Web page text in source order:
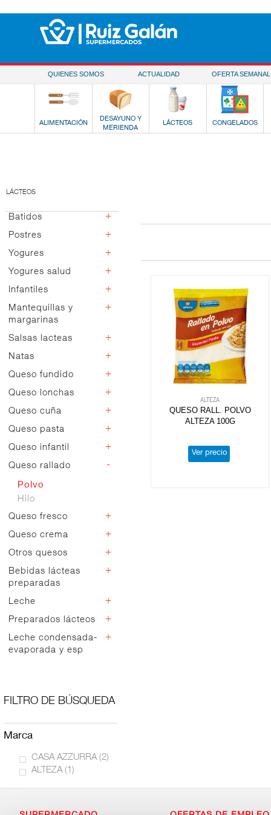
QUIENES SOMOS ACTUALIDAD OFERTA SEMANAL
ALIMENTACIÓN
DESAYUNO Y
MERIENDA
LÁCTEOS CONGELADOS
LÁCTEOS
Batidos +
Chocolate y cacao
Fresa
Postres +
Postres vidrio
Italianos
Otros postres
Flan vainilla
Copas nata
Natillas
Arroz con leche
Mousses
Yogures +
Funcionales
Vidrio
Naturales
Sabores
Yogures salud +
Sin lactosa
Proteínas
Vegetales
Kefir
Infantiles +
Petits
Kids y bebibles
Bicompartidos
Gelatinas
Mantequillas y
margarinas
+
Mantequillas
Margarinas
Salsas lacteas +
Bechamel
Natas +
Montar y cocina
Sin lactosa
Queso fundido +
Lonchas
Porciones
Queso lonchas +
Nacional
Importación
Queso cuña +
Nacional
Importación
Queso pasta +
Queso pasta
Queso infantil +
Queso infantil
Queso rallado -
Polvo
Hilo
Queso fresco
+
Queso fresco
Queso crema +
Sin lactosa
Vegetal
Light
Natural
Otros quesos +
Dados
Bebidas lácteas
preparadas
+
Otras bebidas
Café
Chocolate
Leche +
Cabra y oveja
Leches especiales
Entera
Sin lactosa
Omega
Fibra
Preparados lácteos +
Vegetal
Leche condensada-
evaporada y esp
+
FILTRO DE BÚSQUEDA
marca
CASA AZZURRA (2)
ALTEZA (1)
ALTEZA
QUESO RALL. POLVO
ALTEZA 100G
Ver precio